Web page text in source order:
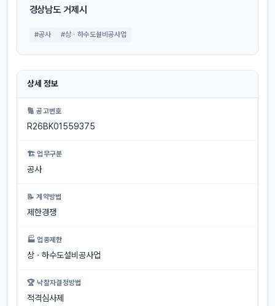
경상남도 거제시
#공사 #상ㆍ하수도설비공사업
상세 정보
🔢 공고번호
R26BK01559375
🏗 업무구분
공사
📝 계약방법
제한경쟁
🏭 업종제한
상ㆍ하수도설비공사업
🏆 낙찰자결정방법
적격심사제